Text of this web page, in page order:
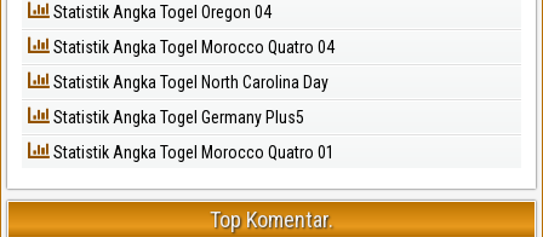
Statistik Angka Togel Oregon 04
Statistik Angka Togel Morocco Quatro 04
Statistik Angka Togel North Carolina Day
Statistik Angka Togel Germany Plus5
Statistik Angka Togel Morocco Quatro 01
Top Komentar.